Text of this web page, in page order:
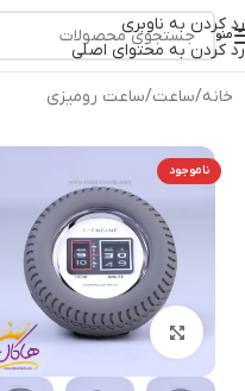
رد کردن به ناوبری
رد کردن به محتوای اصلی
منو
خانه/ساعت/ساعت رومیزی
ناموجود
بزرگنمایی تصویر